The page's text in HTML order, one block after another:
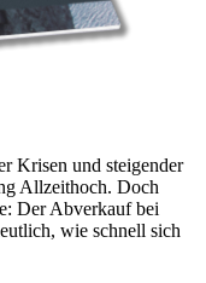
Krisen und steigender
Allzeithoch. Doch
Der Abverkauf bei
wie schnell sich